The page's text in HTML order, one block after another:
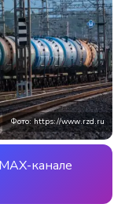
Фото: https://www.rzd.ru
канале